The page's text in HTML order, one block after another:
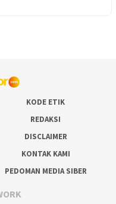
KODE ETIK
REDAKSI
DISCLAIMER
KONTAK KAMI
PEDOMAN MEDIA SIBER